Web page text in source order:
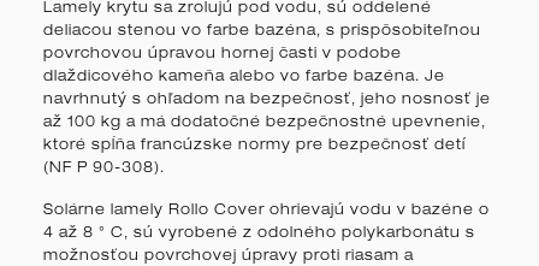
Lamely krytu sa zrolujú pod vodu, sú oddelené
deliacou stenou vo farbe bazéna, s prispôsobiteľnou
povrchovou úpravou hornej časti v podobe
dlaždicového kameňa alebo vo farbe bazéna. Je
navrhnutý s ohľadom na bezpečnosť, jeho nosnosť je
až 100 kg a má dodatočné bezpečnostné upevnenie,
ktoré spĺňa francúzske normy pre bezpečnosť detí
(NF P 90-308).
Solárne lamely Rollo Cover ohrievajú vodu v bazéne o
4 až 8 ° C, sú vyrobené z odolného polykarbonátu s
možnosťou povrchovej úpravy proti riasam a